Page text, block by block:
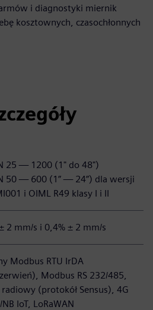
i diagnostyki miernik
kosztownych, czasochłonnych
25 — 1200 (1" do 48")
50 — 600 (1” — 24”) dla wersji
i OIML R49 klasy I i II
2 mm/s i 0,4% ± 2 mm/s
Modbus RTU IrDA
Modbus RS 232/485,
(protokół Sensus), 4G
NB IoT, LoRaWAN